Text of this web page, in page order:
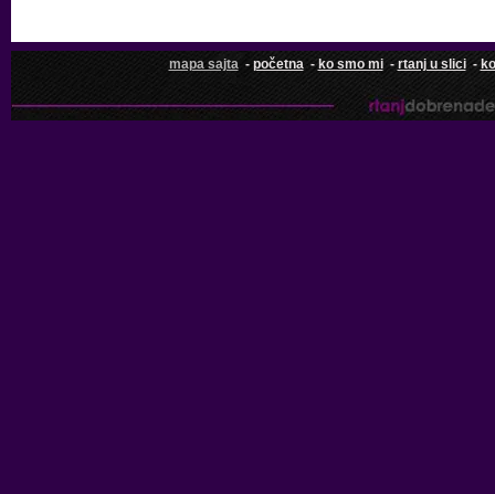
mapa sajta - početna - ko smo mi - rtanj u slici -